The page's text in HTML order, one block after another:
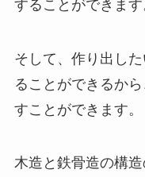
することができます
そして、作り出し
ることができるか
すことができます。
木造と鉄骨造の構